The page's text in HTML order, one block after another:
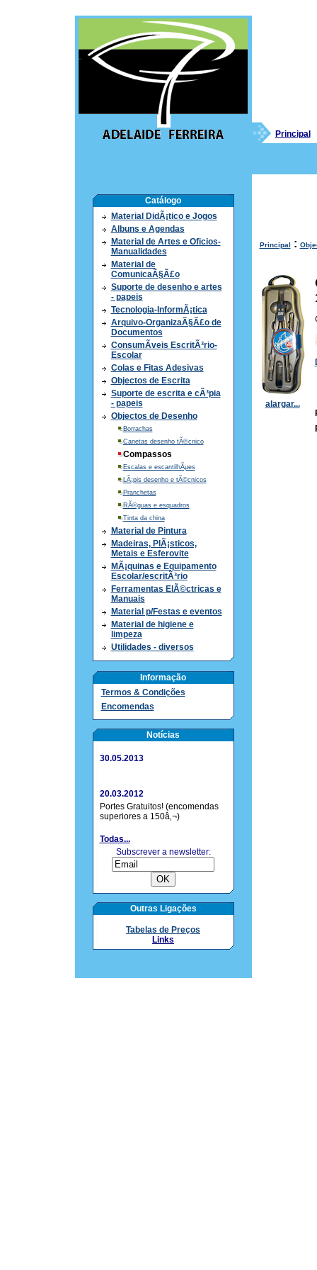
Principal
Catálogo
Material DidÃ¡tico e Jogos
Albuns e Agendas
Material de Artes e Oficios-
Manualidades
Material de
ComunicaÃ§Ã£o
Suporte de desenho e artes
- papeis
Tecnologia-InformÃ¡tica
Arquivo-OrganizaÃ§Ã£o de
Documentos
ConsumÃ­veis EscritÃ³rio-
Escolar
Colas e Fitas Adesivas
Objectos de Escrita
Suporte de escrita e cÃ³pia
- papeis
Objectos de Desenho
Borrachas
Canetas desenho tÃ©cnico
Compassos
Escalas e escantilhÃµes
LÃ¡pis desenho e tÃ©cnicos
Pranchetas
RÃ©guas e esquadros
Tinta da china
Material de Pintura
Madeiras, PlÃ¡sticos,
Metais e Esferovite
MÃ¡quinas e Equipamento
Escolar/escritÃ³rio
Ferramentas ElÃ©ctricas e
Manuais
Material p/Festas e eventos
Material de higiene e
limpeza
Utilidades - diversos
Informação
Termos & Condições
Encomendas
Notícias
30.05.2013
20.03.2012
Portes Gratuitos! (encomendas
superiores a 150â‚¬)
Todas...
Subscrever a newsletter:
Outras Ligações
Tabelas de Preços
Links
Principal :
alargar...